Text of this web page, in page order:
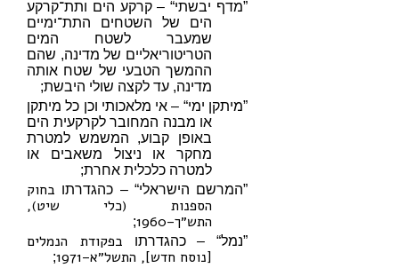
”מדף יבשתי“ – קרקע הים ותת־קרקע
הים של השטחים התת־ימיים
שמעבר לשטח המים
הטריטוריאליים של מדינה, שהם
ההמשך הטבעי של שטח אותה
מדינה, עד לקצה שולי היבשת;
”מיתקן ימי“ – אי מלאכותי וכן כל מיתקן
או מבנה המחובר לקרקעית הים
באופן קבוע, המשמש למטרת
מחקר או ניצול משאבים או
למטרה כלכלית אחרת;
”המרשם הישראלי“ – כהגדרתו בחוק
הספנות (כלי שיט),
התש״ך–1960
;
”נמל“ – כהגדרתו בפקודת הנמלים
[נוסח חדש], התשל״א–1971
;